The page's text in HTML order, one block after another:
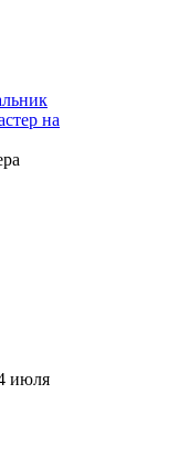
на
июля